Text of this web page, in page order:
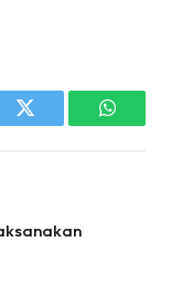
Twitter WhatsApp